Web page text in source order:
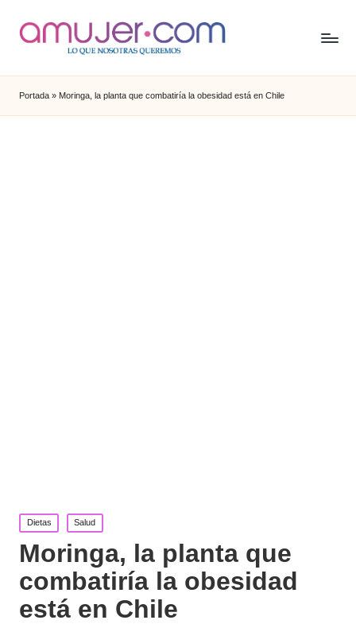
Portada » Moringa, la planta que combatiría la obesidad está en Chile
Publicada
en
Dietas Salud
Moringa, la planta que
combatiría la obesidad
está en Chile